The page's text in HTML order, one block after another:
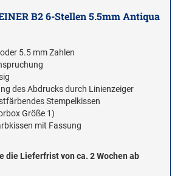
B2 6-Stellen 5.5mm Antiqua
5.5 mm Zahlen
des Abdrucks durch Linienzeiger
Stempelkissen
Größe 1)
mit Fassung
die Lieferfrist von ca. 2 Wochen ab